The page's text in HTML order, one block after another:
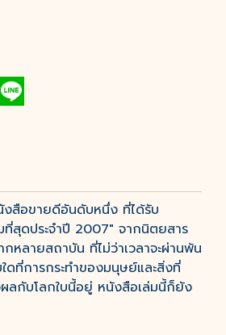
งสือขายดีอันดับหนึ่ง ที่ได้รับ
ที่สุดประจำปี 2007" จากนิตยสาร
หลายสถาบัน ที่ไม่ว่าเวลาจะผ่านพ้น
ดที่การกระทำของมนุษย์และสิ่งที่
ลกับโลกใบนี้อยู่ หนังสือเล่มนี้ก็ยัง